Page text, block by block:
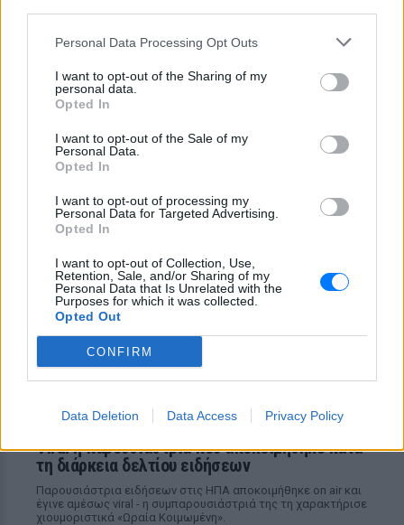
Personal Data Processing Opt Outs
I want to opt-out of the Sharing of my
personal data.
Opted In
I want to opt-out of the Sale of my
Personal Data.
Opted In
I want to opt-out of processing my
Personal Data for Targeted Advertising.
Opted In
I want to opt-out of Collection, Use,
Retention, Sale, and/or Sharing of my
Personal Data that Is Unrelated with the
Purposes for which it was collected.
Opted Out
CONFIRM
Data Deletion Data Access Privacy Policy
Δημήτρη Σπυριδωνίδη
ΣΉΜΕΡΑ
throwback στιγμιότυπο και ρώτησε τον
σύντροφό της για τον φετινό προορισμό
τον Γιώργο Φραγκούλη και
ΣΉΜΕΡΑ
σχόλιο στην εκπομπή της Μαριάννας
Γεωργαντή και του Γιάννη Κολοκυθά
Viral η παρουσιάστρια που αποκοιμήθηκε κατά
τη διάρκεια δελτίου ειδήσεων
Παρουσιάστρια ειδήσεων στις ΗΠΑ αποκοιμήθηκε on air και
έγινε αμέσως viral - η συμπαρουσιάστριά της τη χαρακτήρισε
χιουμοριστικά «Ωραία Κοιμωμένη».